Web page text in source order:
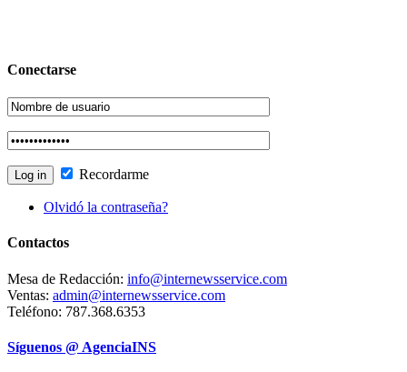
Conectarse
Recordarme
Olvidó la contraseña?
Contactos
Mesa de Redacción: info@internewsservice.com
Ventas: admin@internewsservice.com
Teléfono: 787.368.6353
Síguenos @ AgenciaINS